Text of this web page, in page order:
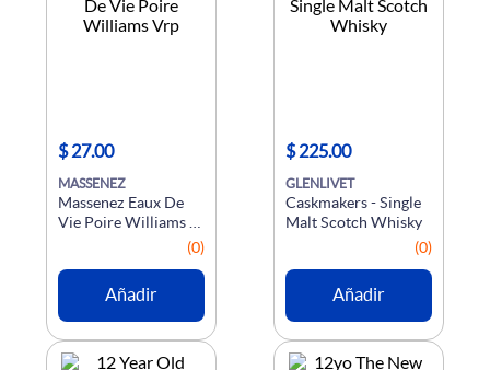
$ 27.00
MASSENEZ
Massenez Eaux De
Vie Poire Williams
(0)
Añadir
$ 225.00
GLENLIVET
Caskmakers - Single
Malt Scotch Whisky
(0)
Añadir